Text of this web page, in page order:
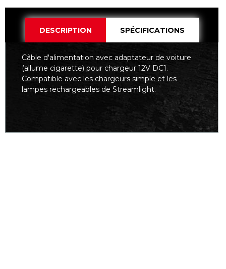
DESCRIPTION SPÉCIFICATIONS
Câble d'alimentation avec adaptateur de voiture
(allume cigarette) pour chargeur 12V DC1.
Compatible avec les chargeurs simple et les
lampes rechargeables de Streamlight.